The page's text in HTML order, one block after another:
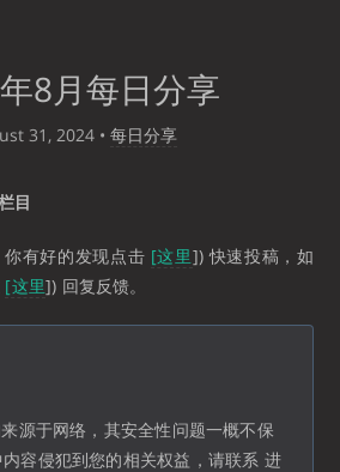
8月每日分享
31, 2024 • 每日分享
目
有好的发现点击 [这里]) 快速投稿，如
[这里]) 回复反馈。
源于网络，其安全性问题一概不保
容侵犯到您的相关权益，请联系 进